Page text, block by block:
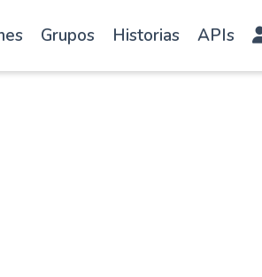
Grupos Historias APIs